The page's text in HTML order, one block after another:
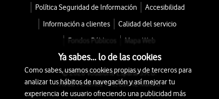
Política Seguridad de Información
Accesibilidad
Información a clientes
Calidad del servicio
Fondos Públicos
Mapa Web
© 2026 Vodafone España S.A.U.
Avda. América 115, 28042 Madrid
Ya sabes... lo de las cookies
Como sabes, usamos cookies propias y de terceros para
analizar tus hábitos de navegación y así mejorar tu
experiencia de usuario ofreciendo una publicidad más